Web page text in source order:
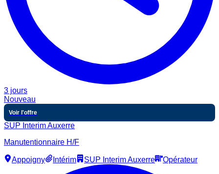
3 jours
Nouveau
Voir l'offre
SUP Interim Auxerre
Manutentionnaire H/F
Appoigny Intérim SUP Interim Auxerre Opérateur